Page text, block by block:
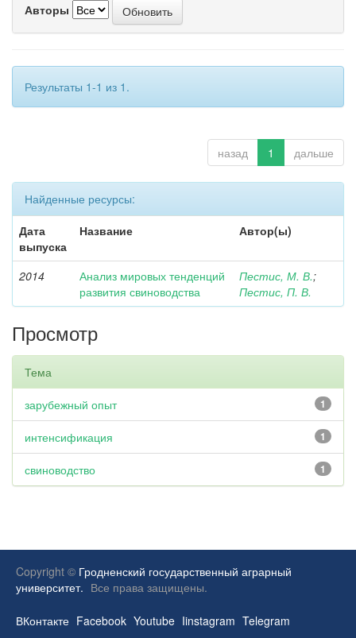
Авторы
Результаты 1-1 из 1.
назад 1 дальше
Найденные ресурсы:
Дата
выпуска
Название Автор(ы)
2014
Анализ мировых тенденций
развития свиноводства
Пестис, М. В.;
Пестис, П. В.
Просмотр
Тема
1
зарубежный опыт
1
интенсификация
1
свиноводство
Copyright © Гродненский государственный аграрный
университет. Все права защищены.
ВКонтакте Facebook Youtube Iinstagram Telegram